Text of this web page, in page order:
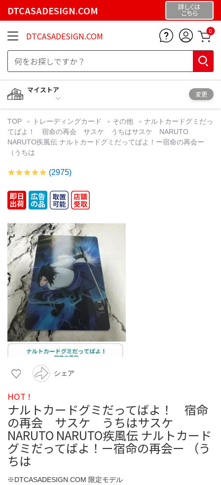
DTCASADESIGN.COM 詳しくは
こちら
DTCASADESIGN.COM 0
マイストア
変更
TOP トレーディングカード その他
ナルトカードグミだっ
てばよ！ 宿命の再会 サスケ うちはサスケ NARUTO
NARUTO疾風伝 ナルトカードグミだってばよ！ー宿命の再会ー
（うちは
(2975)
シェア
HOT !
ナルトカードグミだってばよ！ 宿命
の再会 サスケ うちはサスケ
NARUTO NARUTO疾風伝 ナルトカード
グミだってばよ！ー宿命の再会ー （う
ちは
※DTCASADESIGN.COM 限定モデル